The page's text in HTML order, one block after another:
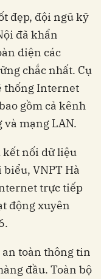
đẹp, đội ngũ kỹ
đã khẩn
diện các
chắc nhất. Cụ
thống Internet
gồm cả kênh
mạng LAN.
kết nối dữ liệu
VNPT Hà
trực tiếp
động xuyên
an toàn thông tin
đầu. Toàn bộ